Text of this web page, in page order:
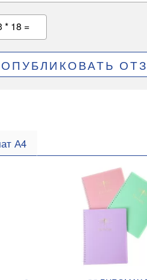
* 18 =
ОПУБЛИКОВАТЬ
А4